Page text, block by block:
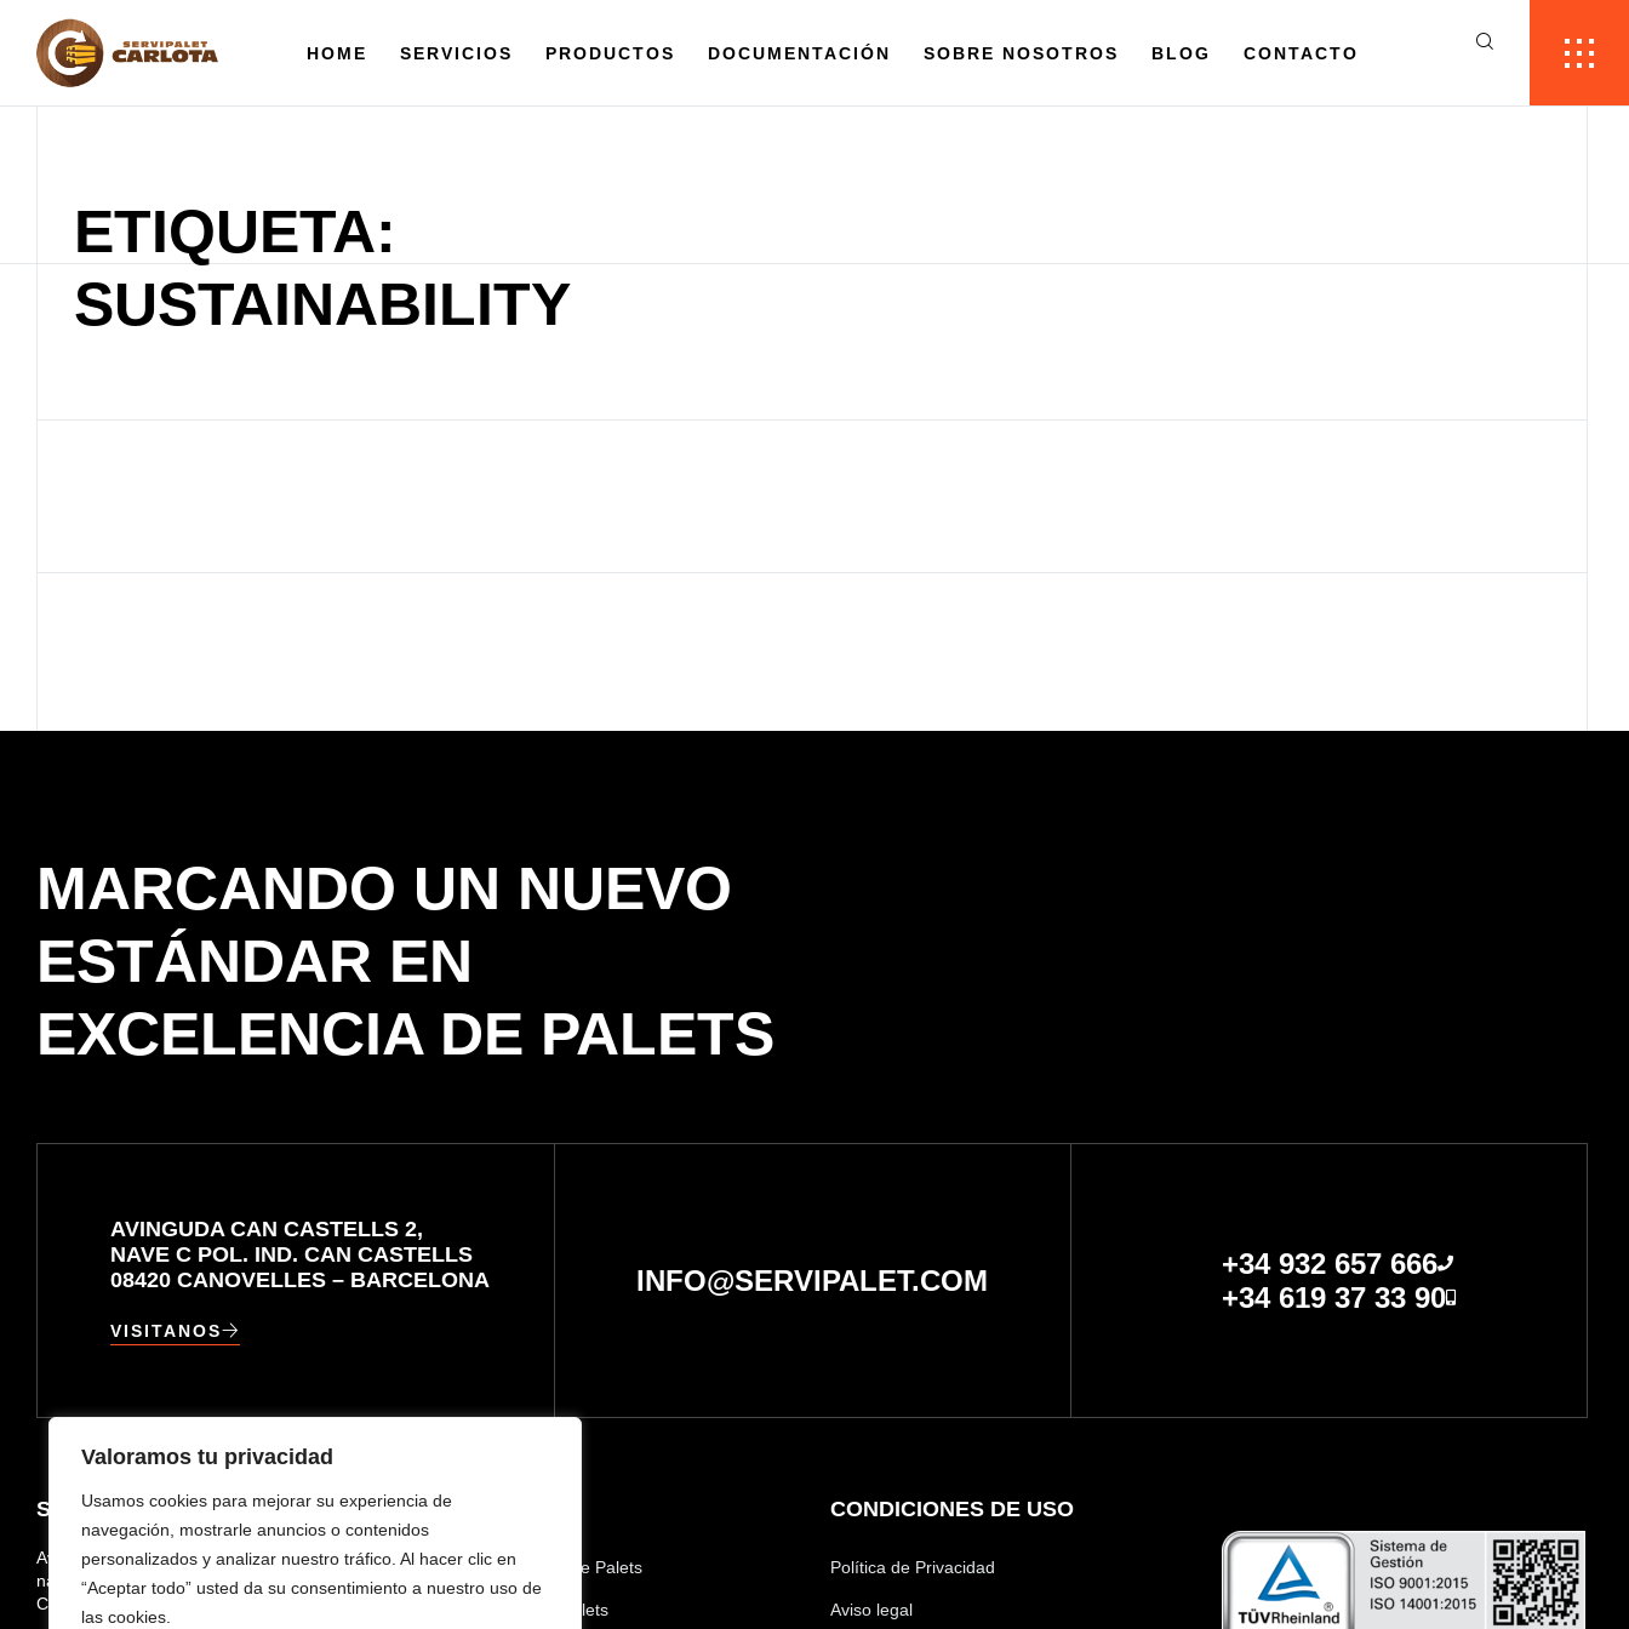
Valoramos tu privacidad
Usamos cookies para mejorar su experiencia de
navegación, mostrarle anuncios o contenidos
personalizados y analizar nuestro tráfico. Al hacer clic en
“Aceptar todo” usted da su consentimiento a nuestro uso de
las cookies.
HOME SERVICIOS PRODUCTOS DOCUMENTACIÓN SOBRE NOSOTROS BLOG CONTACTO
ETIQUETA:
SUSTAINABILITY
MARCANDO UN NUEVO
ESTÁNDAR EN
EXCELENCIA DE PALETS
AVINGUDA CAN CASTELLS 2,
NAVE C POL. IND. CAN CASTELLS
08420 CANOVELLES – BARCELONA
VISITANOS
INFO@SERVIPALET.COM
+34 932 657 666
+34 619 37 33 90
SERVIPALET CARLOTA
Avinguda Can Castells 2,
nave C Pol. Ind. Can Castells 08420
Canovelles - Barcelona
SERVICIOS
Compra y Venta de Palets
Fabricación de Palets
CONDICIONES DE USO
Política de Privacidad
Aviso legal